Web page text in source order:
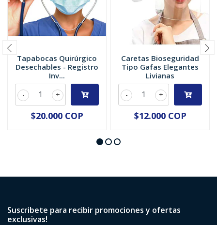
Tapabocas Quirúrgico
Desechables - Registro
Inv...
+
-
$20.000 COP
Caretas Bioseguridad
Tipo Gafas Elegantes
Livianas
+
-
$12.000 COP
Suscribete para recibir promociones y ofertas
exclusivas!